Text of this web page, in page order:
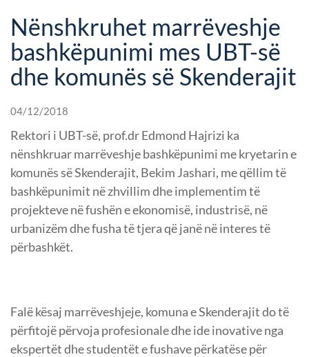
Nënshkruhet marrëveshje
bashkëpunimi mes UBT-së
dhe komunës së Skenderajit
04/12/2018
Rektori i UBT-së, prof.dr Edmond Hajrizi ka
nënshkruar marrëveshje bashkëpunimi me kryetarin e
komunës së Skenderajit, Bekim Jashari, me qëllim të
bashkëpunimit në zhvillim dhe implementim të
projekteve në fushën e ekonomisë, industrisë, në
urbanizëm dhe fusha të tjera që janë në interes të
përbashkët.
Falë kësaj marrëveshjeje, komuna e Skenderajit do të
përfitojë përvoja profesionale dhe ide inovative nga
ekspertët dhe studentët e fushave përkatëse për